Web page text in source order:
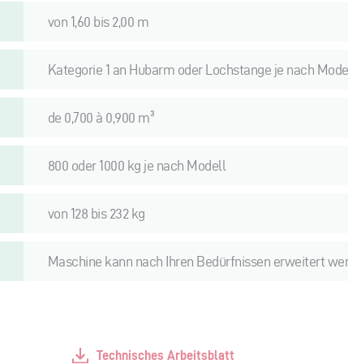
von 1,60 bis 2,00 m
Kategorie 1 an Hubarm oder Lochstange je nach
de 0,700 à 0,900 m³
800 oder 1000 kg je nach Modell
von 128 bis 232 kg
Maschine kann nach Ihren Bedürfnissen erweitert
Technisches Arbeitsblatt